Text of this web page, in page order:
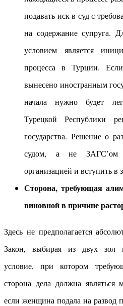
подавать иск в суд с
на содержание супруга.
условием является
процесса в Турции.
вынесено иностранным
начала нужно будет
Турецкой Республики
государства. Решение о
судом, а не ЗАГС’ом
организацией и вступить в
Сторона, требующая
виновной в причине
Здесь не предполагается
Закон, выбирая из двух зол
условие, при котором
сторона дела должна
если женщина подала на развод